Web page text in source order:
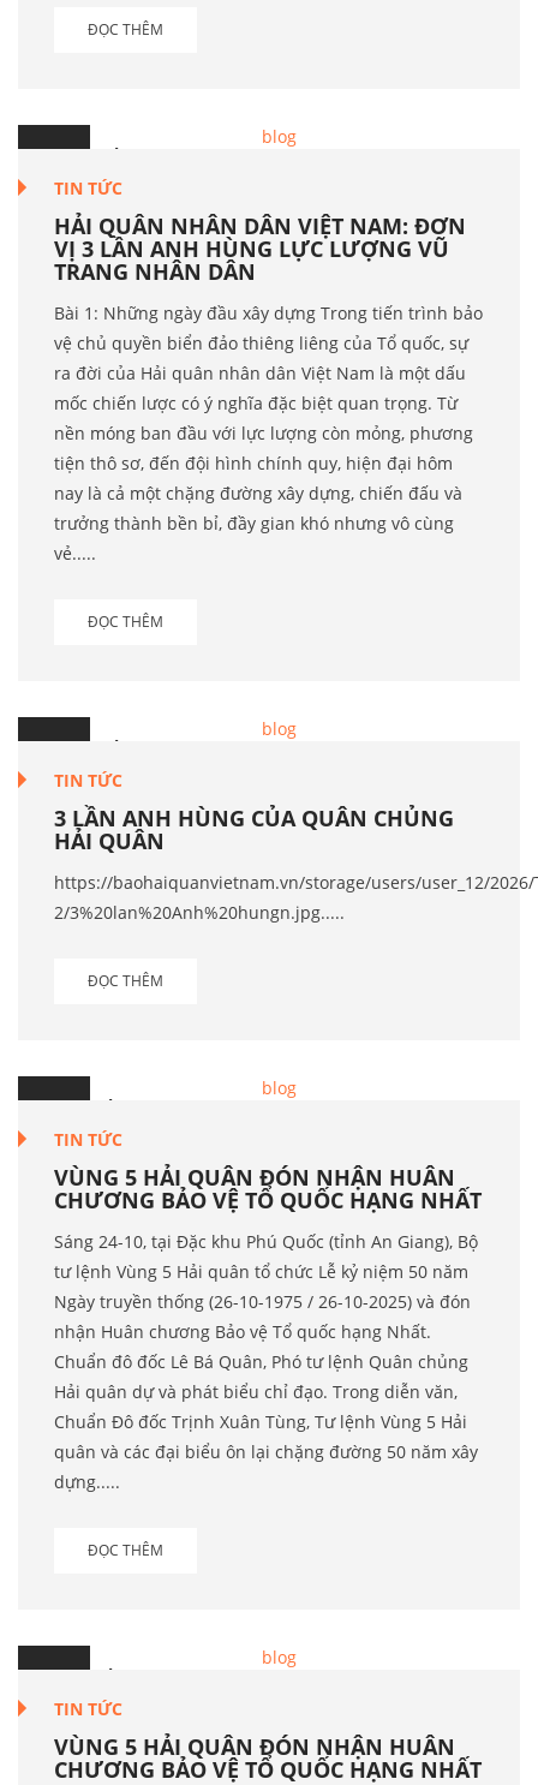
ĐỌC THÊM
25 Th.2
TIN TỨC
HẢI QUÂN NHÂN DÂN VIỆT NAM: ĐƠN
VỊ 3 LẦN ANH HÙNG LỰC LƯỢNG VŨ
TRANG NHÂN DÂN
Bài 1: Những ngày đầu xây dựng Trong tiến trình bảo
vệ chủ quyền biển đảo thiêng liêng của Tổ quốc, sự
ra đời của Hải quân nhân dân Việt Nam là một dấu
mốc chiến lược có ý nghĩa đặc biệt quan trọng. Từ
nền móng ban đầu với lực lượng còn mỏng, phương
tiện thô sơ, đến đội hình chính quy, hiện đại hôm
nay là cả một chặng đường xây dựng, chiến đấu và
trưởng thành bền bỉ, đầy gian khó nhưng vô cùng
vẻ.....
ĐỌC THÊM
25 Th.2
TIN TỨC
3 LẦN ANH HÙNG CỦA QUÂN CHỦNG
HẢI QUÂN
https://baohaiquanvietnam.vn/storage/users/user_12/2026/
2/3%20lan%20Anh%20hungn.jpg.....
ĐỌC THÊM
26 Th.10
TIN TỨC
VÙNG 5 HẢI QUÂN ĐÓN NHẬN HUÂN
CHƯƠNG BẢO VỆ TỔ QUỐC HẠNG NHẤT
Sáng 24-10, tại Đặc khu Phú Quốc (tỉnh An Giang), Bộ
tư lệnh Vùng 5 Hải quân tổ chức Lễ kỷ niệm 50 năm
Ngày truyền thống (26-10-1975 / 26-10-2025) và đón
nhận Huân chương Bảo vệ Tổ quốc hạng Nhất.
Chuẩn đô đốc Lê Bá Quân, Phó tư lệnh Quân chủng
Hải quân dự và phát biểu chỉ đạo. Trong diễn văn,
Chuẩn Đô đốc Trịnh Xuân Tùng, Tư lệnh Vùng 5 Hải
quân và các đại biểu ôn lại chặng đường 50 năm xây
dựng.....
ĐỌC THÊM
26 Th.10
TIN TỨC
VÙNG 5 HẢI QUÂN ĐÓN NHẬN HUÂN
CHƯƠNG BẢO VỆ TỔ QUỐC HẠNG NHẤT